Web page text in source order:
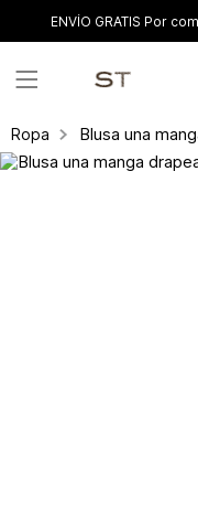
ENVÍO GRATIS Por
Ropa